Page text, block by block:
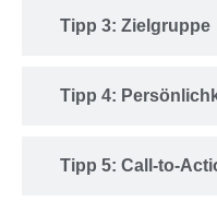
Tipp 3: Zielgruppe
Tipp 4:
Tipp 5: Call-to-